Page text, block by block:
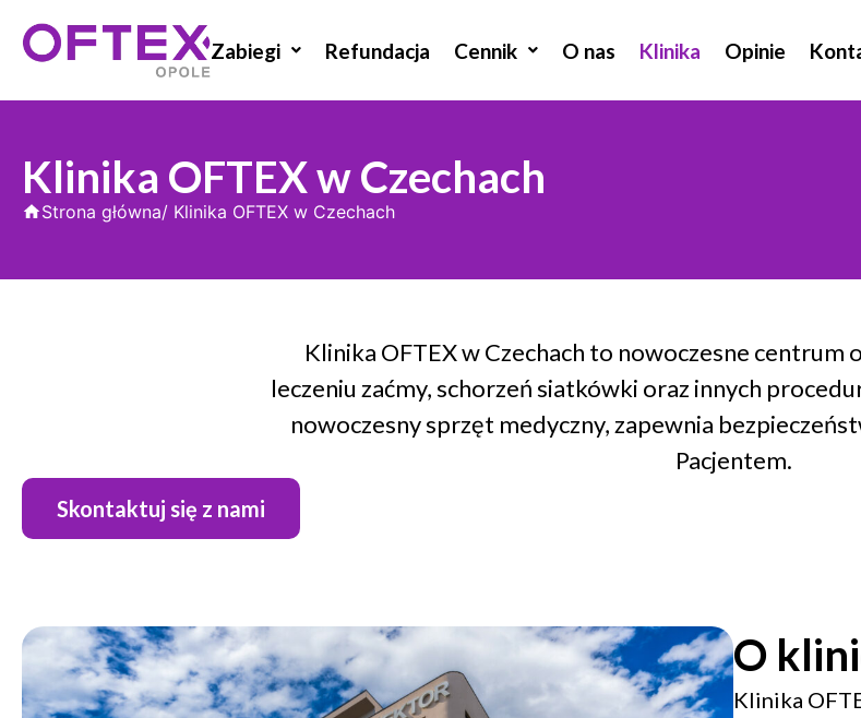
Zabiegi Refundacja Cennik O nas Klinika Opinie
Klinika OFTEX w Czechach
Strona główna/ Klinika OFTEX w Czechach
Klinika OFTEX w Czechach to nowoczesne centrum
leczeniu zaćmy, schorzeń siatkówki oraz innych
nowoczesny sprzęt medyczny, zapewnia
Pacjentem.
Skontaktuj się z nami
O
Klinika